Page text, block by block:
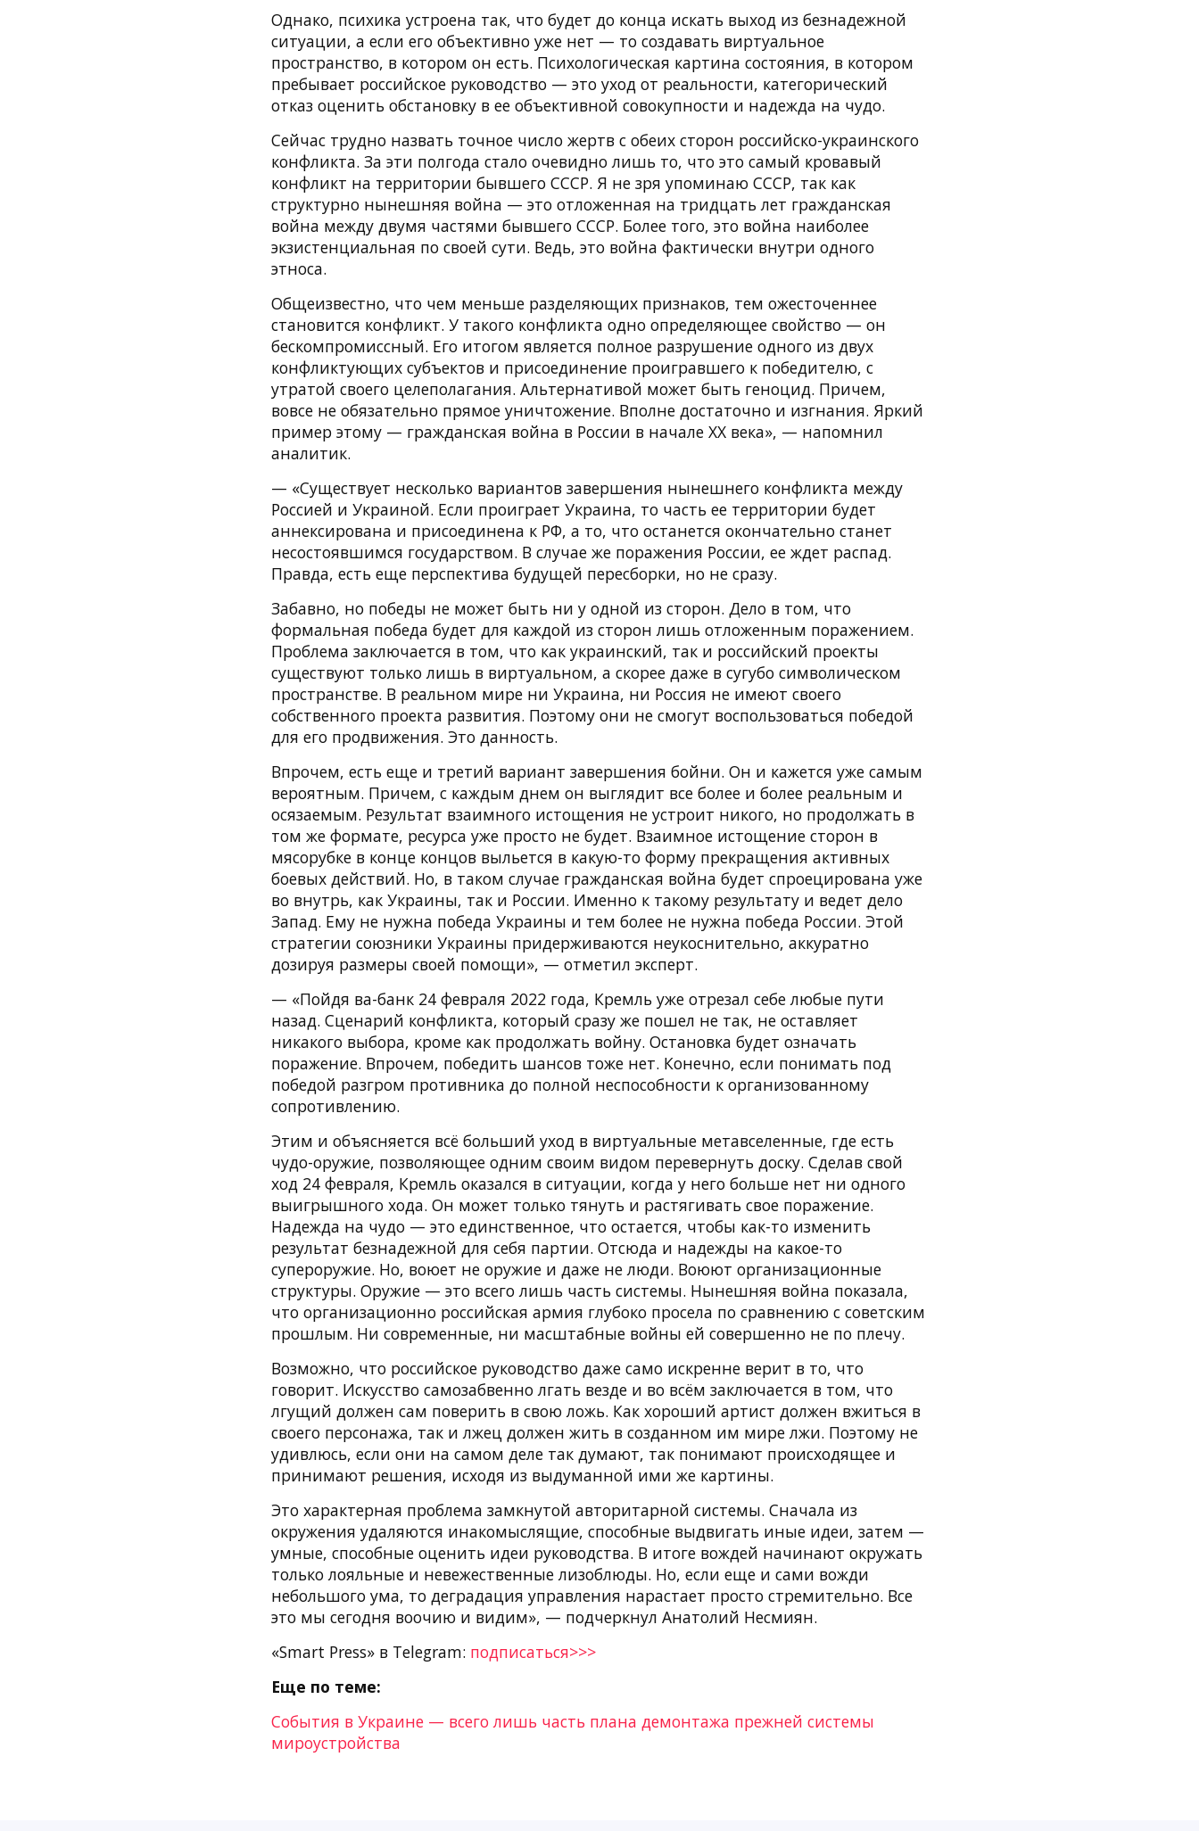
Однако, психика устроена так, что будет до конца искать выход из безнадежной
ситуации, а если его объективно уже нет — то создавать виртуальное
пространство, в котором он есть. Психологическая картина состояния, в котором
пребывает российское руководство — это уход от реальности, категорический
отказ оценить обстановку в ее объективной совокупности и надежда на чудо.
Сейчас трудно назвать точное число жертв с обеих сторон российско-украинского
конфликта. За эти полгода стало очевидно лишь то, что это самый кровавый
конфликт на территории бывшего СССР. Я не зря упоминаю СССР, так как
структурно нынешняя война — это отложенная на тридцать лет гражданская
война между двумя частями бывшего СССР. Более того, это война наиболее
экзистенциальная по своей сути. Ведь, это война фактически внутри одного
этноса.
Общеизвестно, что чем меньше разделяющих признаков, тем ожесточеннее
становится конфликт. У такого конфликта одно определяющее свойство — он
бескомпромиссный. Его итогом является полное разрушение одного из двух
конфликтующих субъектов и присоединение проигравшего к победителю, с
утратой своего целеполагания. Альтернативой может быть геноцид. Причем,
вовсе не обязательно прямое уничтожение. Вполне достаточно и изгнания. Яркий
пример этому — гражданская война в России в начале ХХ века», — напомнил
аналитик.
— «Существует несколько вариантов завершения нынешнего конфликта между
Россией и Украиной. Если проиграет Украина, то часть ее территории будет
аннексирована и присоединена к РФ, а то, что останется окончательно станет
несостоявшимся государством. В случае же поражения России, ее ждет распад.
Правда, есть еще перспектива будущей пересборки, но не сразу.
Забавно, но победы не может быть ни у одной из сторон. Дело в том, что
формальная победа будет для каждой из сторон лишь отложенным поражением.
Проблема заключается в том, что как украинский, так и российский проекты
существуют только лишь в виртуальном, а скорее даже в сугубо символическом
пространстве. В реальном мире ни Украина, ни Россия не имеют своего
собственного проекта развития. Поэтому они не смогут воспользоваться победой
для его продвижения. Это данность.
Впрочем, есть еще и третий вариант завершения бойни. Он и кажется уже самым
вероятным. Причем, с каждым днем он выглядит все более и более реальным и
осязаемым. Результат взаимного истощения не устроит никого, но продолжать в
том же формате, ресурса уже просто не будет. Взаимное истощение сторон в
мясорубке в конце концов выльется в какую-то форму прекращения активных
боевых действий. Но, в таком случае гражданская война будет спроецирована уже
во внутрь, как Украины, так и России. Именно к такому результату и ведет дело
Запад. Ему не нужна победа Украины и тем более не нужна победа России. Этой
стратегии союзники Украины придерживаются неукоснительно, аккуратно
дозируя размеры своей помощи», — отметил эксперт.
— «Пойдя ва-банк 24 февраля 2022 года, Кремль уже отрезал себе любые пути
назад. Сценарий конфликта, который сразу же пошел не так, не оставляет
никакого выбора, кроме как продолжать войну. Остановка будет означать
поражение. Впрочем, победить шансов тоже нет. Конечно, если понимать под
победой разгром противника до полной неспособности к организованному
сопротивлению.
Этим и объясняется всё больший уход в виртуальные метавселенные, где есть
чудо-оружие, позволяющее одним своим видом перевернуть доску. Сделав свой
ход 24 февраля, Кремль оказался в ситуации, когда у него больше нет ни одного
выигрышного хода. Он может только тянуть и растягивать свое поражение.
Надежда на чудо — это единственное, что остается, чтобы как-то изменить
результат безнадежной для себя партии. Отсюда и надежды на какое-то
супероружие. Но, воюет не оружие и даже не люди. Воюют организационные
структуры. Оружие — это всего лишь часть системы. Нынешняя война показала,
что организационно российская армия глубоко просела по сравнению с советским
прошлым. Ни современные, ни масштабные войны ей совершенно не по плечу.
Возможно, что российское руководство даже само искренне верит в то, что
говорит. Искусство самозабвенно лгать везде и во всём заключается в том, что
лгущий должен сам поверить в свою ложь. Как хороший артист должен вжиться в
своего персонажа, так и лжец должен жить в созданном им мире лжи. Поэтому не
удивлюсь, если они на самом деле так думают, так понимают происходящее и
принимают решения, исходя из выдуманной ими же картины.
Это характерная проблема замкнутой авторитарной системы. Сначала из
окружения удаляются инакомыслящие, способные выдвигать иные идеи, затем —
умные, способные оценить идеи руководства. В итоге вождей начинают окружать
только лояльные и невежественные лизоблюды. Но, если еще и сами вожди
небольшого ума, то деградация управления нарастает просто стремительно. Все
это мы сегодня воочию и видим», — подчеркнул Анатолий Несмиян.
«Smart Press» в Telegram: подписаться>>>
Еще по теме:
События в Украине — всего лишь часть плана демонтажа прежней системы
мироустройства